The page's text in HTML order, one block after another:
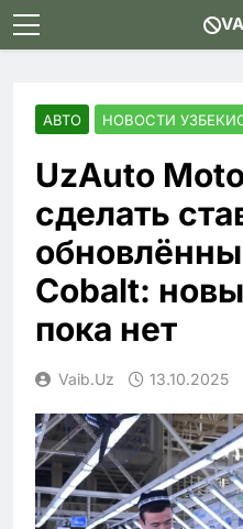
Skip
to
АВТО НОВОСТИ
UzAuto
сделать
Cobalt:
пока нет
Vaib.uz 13.10.2025